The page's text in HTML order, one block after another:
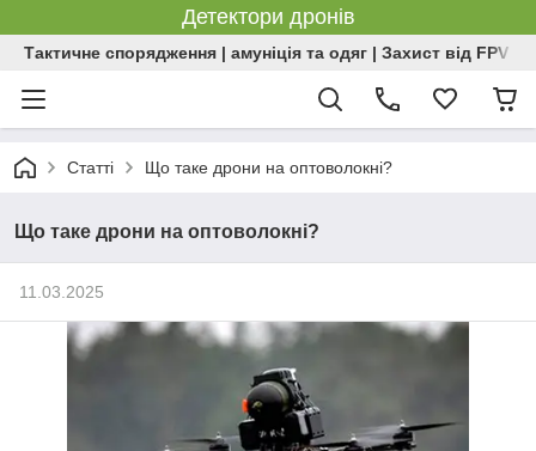
Детектори дронів
Тактичне спорядження | амуніція та одяг | Захист від FPV |
Статті Що таке дрони на оптоволокні?
Що таке дрони на оптоволокні?
11.03.2025